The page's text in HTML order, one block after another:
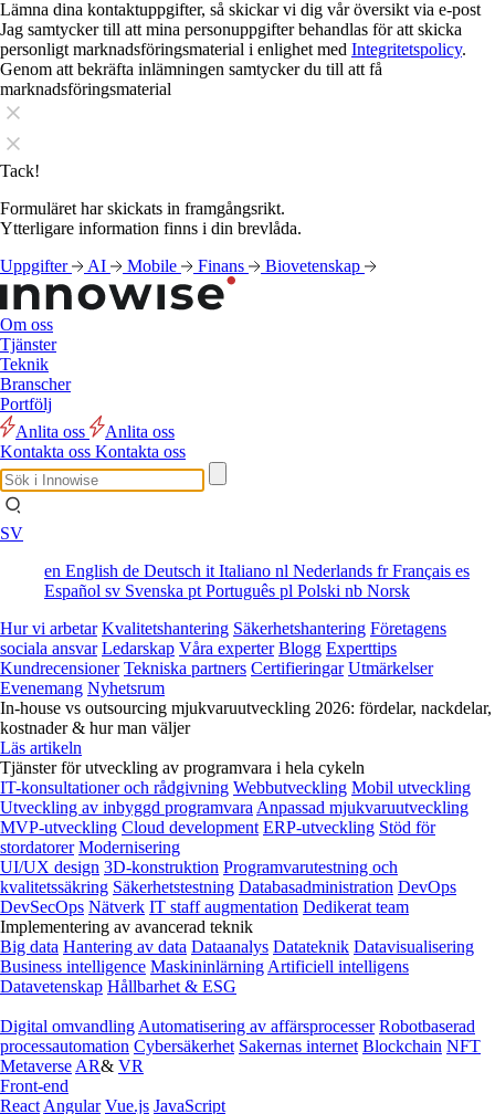
Lämna dina kontaktuppgifter, så skickar vi dig vår översikt via e-post
Jag samtycker till att mina personuppgifter behandlas för att skicka
personligt marknadsföringsmaterial i enlighet med Integritetspolicy.
Genom att bekräfta inlämningen samtycker du till att få
marknadsföringsmaterial
Tack!
Formuläret har skickats in framgångsrikt.
Ytterligare information finns i din brevlåda.
Uppgifter
AI Mobile Finans Biovetenskap
Om oss
Tjänster
Teknik
Branscher
Portfölj
Anlita oss
Anlita oss
Kontakta oss Kontakta oss
SV
en English de Deutsch it Italiano nl Nederlands frFrançais es
Español sv Svenska pt Português pl Polski nb Norsk
Hur vi arbetar Kvalitetshantering Säkerhetshantering Företagens
sociala ansvar Ledarskap Våra experter Blogg Experttips
Kundrecensioner Tekniska partners Certifieringar Utmärkelser
Evenemang Nyhetsrum
In-house vs outsourcing mjukvaruutveckling 2026: fördelar, nackdelar,
kostnader & hur man väljer
Läs artikeln
Tjänster för utveckling av programvara i hela cykeln
IT-konsultationer och rådgivning Webbutveckling Mobil utveckling
Utveckling av inbyggd programvara Anpassad mjukvaruutveckling
MVP-utveckling Cloud development ERP-utveckling Stöd för
stordatorer Modernisering
UI/UX design 3D-konstruktion Programvarutestning och
kvalitetssäkring Säkerhetstestning Databasadministration DevOps
DevSecOps Nätverk IT staff augmentation Dedikerat team
Implementering av avancerad teknik
Big data Hantering av data Dataanalys Datateknik Datavisualisering
Business intelligence Maskininlärning Artificiell intelligens
Datavetenskap Hållbarhet & ESG
Digital omvandling Automatisering av affärsprocesser Robotbaserad
processautomation Cybersäkerhet Sakernas internet Blockchain NFT
Metaverse AR& VR
Front-end
React Angular Vue.js JavaScript